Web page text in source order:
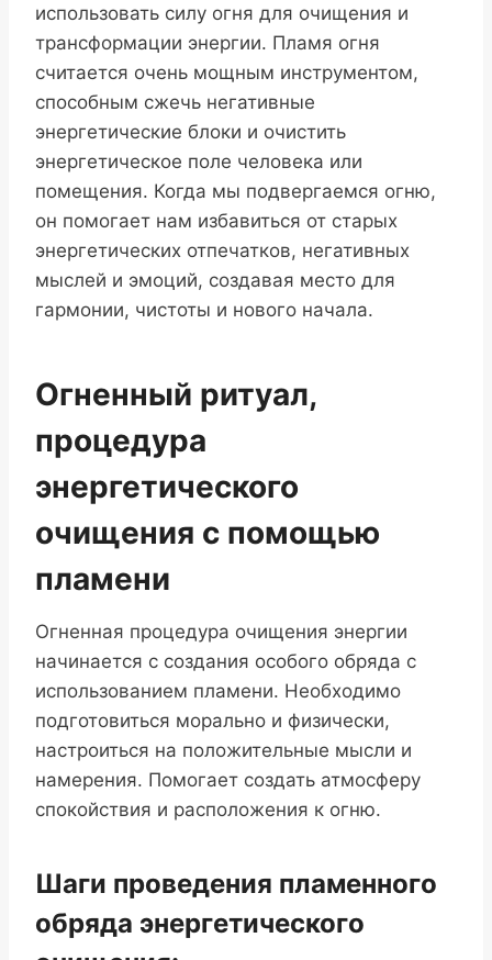
использовать силу огня для очищения и
трансформации энергии. Пламя огня
считается очень мощным инструментом,
способным сжечь негативные
энергетические блоки и очистить
энергетическое поле человека или
помещения. Когда мы подвергаемся огню,
он помогает нам избавиться от старых
энергетических отпечатков, негативных
мыслей и эмоций, создавая место для
гармонии, чистоты и нового начала.
Огненный ритуал,
процедура
энергетического
очищения с помощью
пламени
Огненная процедура очищения энергии
начинается с создания особого обряда с
использованием пламени. Необходимо
подготовиться морально и физически,
настроиться на положительные мысли и
намерения. Помогает создать атмосферу
спокойствия и расположения к огню.
Шаги проведения пламенного
обряда энергетического